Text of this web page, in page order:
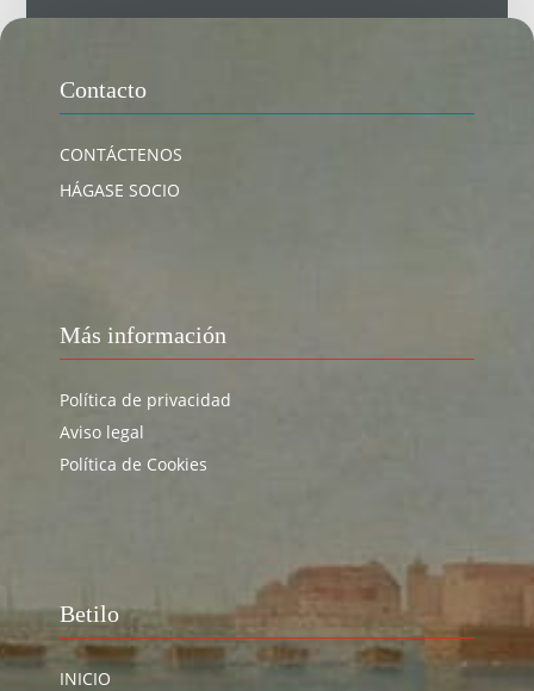
Contacto
CONTÁCTENOS
HÁGASE SOCIO
Más información
Política de privacidad
Aviso legal
Política de Cookies
Betilo
INICIO